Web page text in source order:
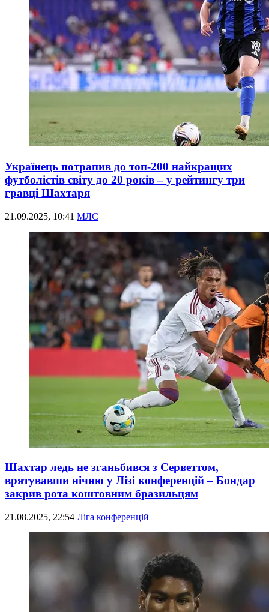
Українець потрапив до топ-200 найкращих
футболістів світу до 20 років – у рейтингу три
гравці Шахтаря
21.09.2025, 10:41 МЛС
Шахтар ледь не зганьбився з Серветтом,
врятувавши нічию у Лізі конференцій – Бондар
закрив рота коштовним бразильцям
21.08.2025, 22:54 Ліга конференцій